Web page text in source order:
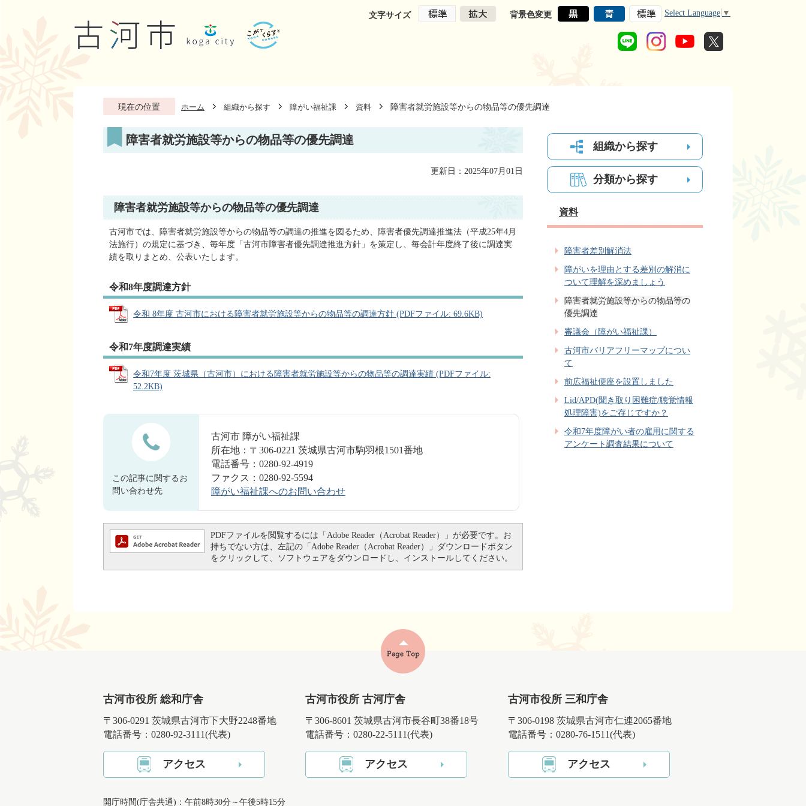
文字サイズ 背景色変更 Select Language ▼
現在の位置 ホーム 組織から探す 障がい福祉課 資料 障害者就労施設等からの物品等の優先調達
障害者就労施設等からの物品等の優先調達
更新日：2025年07月01日
障害者就労施設等からの物品等の優先調達
古河市では、障害者就労施設等からの物品等の調達の推進を図るため、障害者優先調達推進法（平成25年4月
法施行）の規定に基づき、毎年度「古河市障害者優先調達推進方針」を策定し、毎会計年度終了後に調達実
績を取りまとめ、公表いたします。
令和8年度調達方針
令和 8年度 古河市における障害者就労施設等からの物品等の調達方針 (PDFファイル: 69.6KB)
令和7年度調達実績
令和7年度 茨城県（古河市）における障害者就労施設等からの物品等の調達実績 (PDFファイル:
52.2KB)
この記事に関するお
問い合わせ先
古河市 障がい福祉課
所在地：〒306-0221 茨城県古河市駒羽根1501番地
電話番号：0280-92-4919
ファクス：0280-92-5594
障がい福祉課へのお問い合わせ
PDFファイルを閲覧するには「Adobe Reader（Acrobat Reader）」が必要です。お
持ちでない方は、左記の「Adobe Reader（Acrobat Reader）」ダウンロードボタン
をクリックして、ソフトウェアをダウンロードし、インストールしてください。
組織から探す
分類から探す
資料
障害者差別解消法
障がいを理由とする差別の解消に
ついて理解を深めましょう
障害者就労施設等からの物品等の
優先調達
審議会（障がい福祉課）
古河市バリアフリーマップについ
て
前広福祉便座を設置しました
Lid/APD(聞き取り困難症/聴覚情報
処理障害)をご存じですか？
令和7年度障がい者の雇用に関する
アンケート調査結果について
古河市役所 総和庁舎
〒306-0291 茨城県古河市下大野2248番地
電話番号：0280-92-3111(代表)
アクセス
古河市役所 古河庁舎
〒306-8601 茨城県古河市長谷町38番18号
電話番号：0280-22-5111(代表)
アクセス
古河市役所 三和庁舎
〒306-0198 茨城県古河市仁連2065番地
電話番号：0280-76-1511(代表)
アクセス
開庁時間(庁舎共通)：午前8時30分～午後5時15分